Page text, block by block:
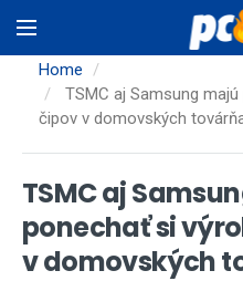
main
content
Home
TSMC aj Samsung
čipov v domovských
TSMC aj
ponechať si
v domovských